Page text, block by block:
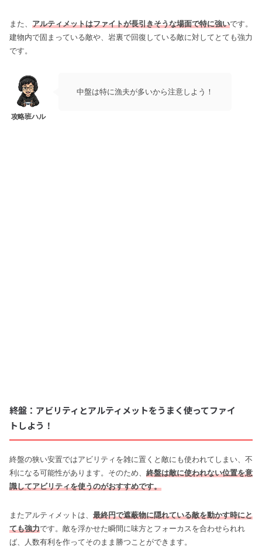
また、 アルティメットはファイトが長引きそうな場面で特に強いです。
建物内で固まっている敵や、岩裏で回復している敵に対してとても強力
です。
中盤は特に漁夫が多いから注意しよう！
終盤：アビリティとアルティメットをうまく使ってファイ
トしよう！
終盤の狭い安置ではアビリティを雑に置くと敵にも使われてしまい、不
利になる可能性があります。そのため、 終盤は敵に使われない位置を意
識してアビリティを使うのがおすすめです。
またアルティメットは、 最終円で遮蔽物に隠れている敵を動かす時にと
ても強力です。敵を浮かせた瞬間に味方とフォーカスを合わせられれ
ば、人数有利を作ってそのまま勝つことができます。